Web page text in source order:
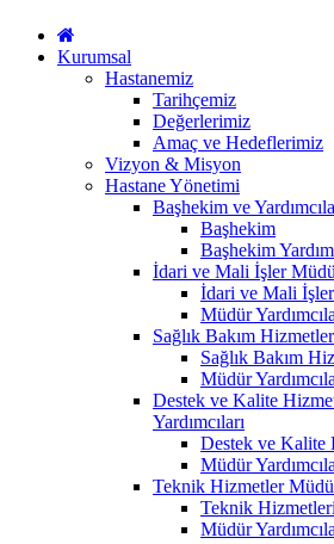
Kurumsal
Hastanemiz
Tarihçemiz
Değerlerimiz
Amaç ve Hedeflerimiz
Vizyon & Misyon
Hastane Yönetimi
Başhekim ve
Başhekim
Başhekim
İdari ve Mali İşler
İdari ve Mali
Müdür
Sağlık Bakım
Sağlık Bakım
Müdür
Destek ve Kalite
Yardımcıları
Destek ve Kalite
Müdür
Teknik Hizmetler
Teknik
Müdür